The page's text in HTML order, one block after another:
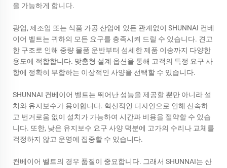
을 가능하게 합니다.
광업, 제조업 또는 식품 가공 산업에 있든 관계없이 SHUNNAI 컨베
이어 벨트는 귀하의 모든 요구를 충족시켜 드릴 수 있습니다. 견고
한 구조로 인해 중량 물품 운반부터 섬세한 제품 이송까지 다양한
용도에 적합합니다. 맞춤형 설계 옵션을 통해 고객의 특정 요구 사
항에 정확히 부합하는 이상적인 사양을 선택할 수 있습니다.
SHUNNAI 컨베이어 벨트는 뛰어난 성능을 제공할 뿐만 아니라 설
치와 유지보수가 용이합니다. 혁신적인 디자인으로 인해 신속하
고 번거로움 없이 설치가 가능하여 시간과 비용을 절약할 수 있습
니다. 또한, 낮은 유지보수 요구 사양 덕분에 고가의 수리나 교체를
걱정하지 않고 운영에 집중할 수 있습니다.
컨베이어 벨트의 경우 품질이 중요합니다. 그래서 SHUNNAI는 산